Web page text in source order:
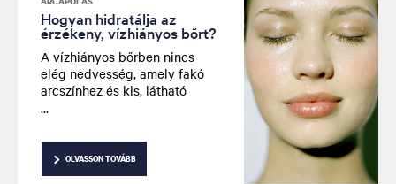
Hogyan hidratálja az
érzékeny, vízhiányos bőrt?
A vízhiányos bőrben nincs
elég nedvesség, amely fakó
arcszínhez és kis, látható
kellemetlen érzetű. A
vízhiányos bőr ápolásának
legjobb módja az intenzív
OLVASSON TOVÁBB